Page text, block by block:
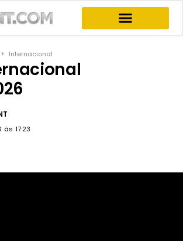
Internacional
às 17:23